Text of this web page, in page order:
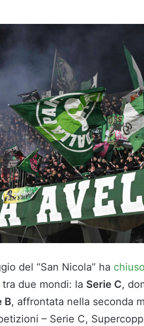
del “San Nicola” ha chiuso
due mondi: la Serie C,
B, affrontata nella seconda
– Serie C,